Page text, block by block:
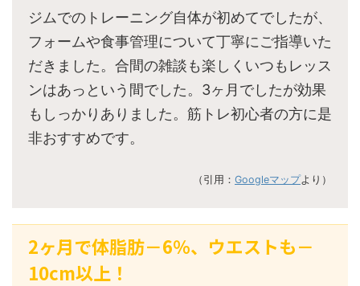
ジムでのトレーニング自体が初めてでしたが、
フォームや食事管理について丁寧にご指導いた
だきました。合間の雑談も楽しくいつもレッス
ンはあっという間でした。3ヶ月でしたが効果
もしっかりありました。筋トレ初心者の方に是
非おすすめです。
（引用： Googleマップより）
2ヶ月で体脂肪－6％、ウエストも－
10cm以上！